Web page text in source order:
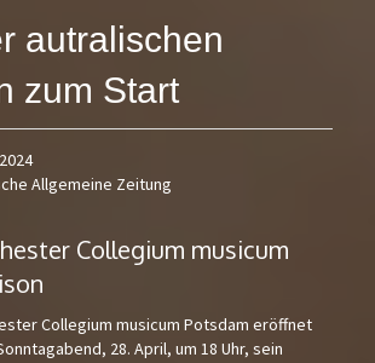
autralischen
zum Start
Allgemeine Zeitung
Collegium musicum
Collegium musicum Potsdam eröffnet
28. April, um 18 Uhr, sein